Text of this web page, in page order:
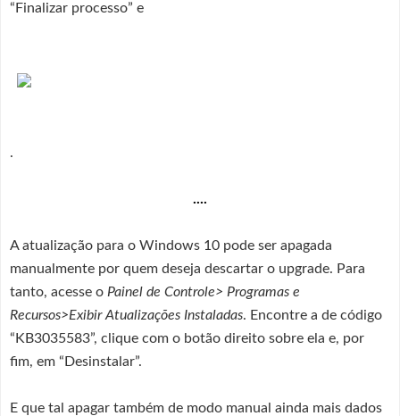
“Finalizar processo” e
.
....
A atualização para o Windows 10 pode ser apagada
manualmente por quem deseja descartar o upgrade. Para
tanto, acesse o Painel de Controle> Programas e
Recursos>Exibir Atualizações Instaladas. Encontre a de código
“KB3035583”, clique com o botão direito sobre ela e, por
fim, em “Desinstalar”.
E que tal apagar também de modo manual ainda mais dados